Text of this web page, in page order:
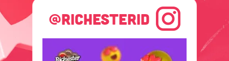
@RICHESTERID